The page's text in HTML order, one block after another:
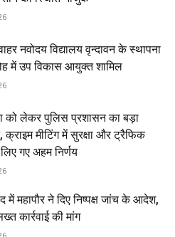
नवोदय विद्यालय वृन्दावन के स्थापना
में उप विकास आयुक्त शामिल
को लेकर पुलिस प्रशासन का बड़ा
क्राइम मीटिंग में सुरक्षा और ट्रैफिक
गए अहम निर्णय
में महापौर ने दिए निष्पक्ष जांच के आदेश,
कार्रवाई की मांग